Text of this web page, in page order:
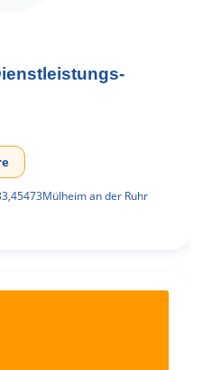
,45473Mülheim an der Ruhr